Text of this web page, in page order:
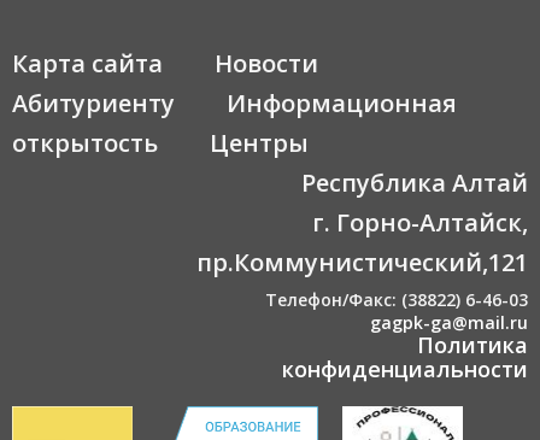
Карта сайта
Новости
Абитуриенту
Информационная
открытость
Центры
Республика Алтай
г. Горно-Алтайск,
пр.Коммунистический,121
Телефон/Факс: (38822) 6-46-03
gagpk-ga@mail.ru
Политика
конфиденциальности